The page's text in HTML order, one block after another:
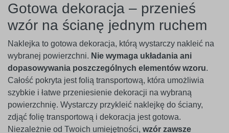
Gotowa dekoracja – przenieś
wzór na ścianę jednym ruchem
Naklejka to gotowa dekoracja, którą wystarczy nakleić na
wybranej powierzchni. Nie wymaga układania ani
dopasowywania poszczególnych elementów wzoru.
Całość pokryta jest folią transportową, która umożliwia
szybkie i łatwe przeniesienie dekoracji na wybraną
powierzchnię. Wystarczy przykleić naklejkę do ściany,
zdjąć folię transportową i dekoracja jest gotowa.
Niezależnie od Twoich umiejętności, wzór zawsze